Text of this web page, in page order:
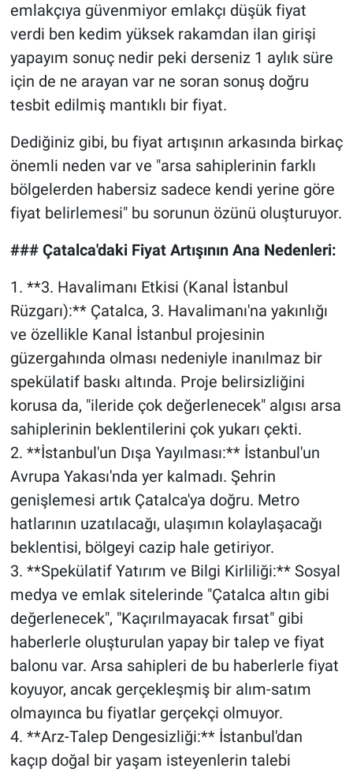
emlakçıya güvenmiyor emlakçı düşük fiyat
verdi ben kedim yüksek rakamdan ilan girişi
yapayım sonuç nedir peki derseniz 1 aylık süre
için de ne arayan var ne soran sonuş doğru
tesbit edilmiş mantıklı bir fiyat.
Dediğiniz gibi, bu fiyat artışının arkasında birkaç
önemli neden var ve "arsa sahiplerinin farklı
bölgelerden habersiz sadece kendi yerine göre
fiyat belirlemesi" bu sorunun özünü oluşturuyor.
### Çatalca'daki Fiyat Artışının Ana Nedenleri:
1. **3. Havalimanı Etkisi (Kanal İstanbul
Rüzgarı):** Çatalca, 3. Havalimanı'na yakınlığı
ve özellikle Kanal İstanbul projesinin
güzergahında olması nedeniyle inanılmaz bir
spekülatif baskı altında. Proje belirsizliğini
korusa da, "ileride çok değerlenecek" algısı arsa
sahiplerinin beklentilerini çok yukarı çekti.
2. **İstanbul'un Dışa Yayılması:** İstanbul'un
Avrupa Yakası'nda yer kalmadı. Şehrin
genişlemesi artık Çatalca'ya doğru. Metro
hatlarının uzatılacağı, ulaşımın kolaylaşacağı
beklentisi, bölgeyi cazip hale getiriyor.
3. **Spekülatif Yatırım ve Bilgi Kirliliği:** Sosyal
medya ve emlak sitelerinde "Çatalca altın gibi
değerlenecek", "Kaçırılmayacak fırsat" gibi
haberlerle oluşturulan yapay bir talep ve fiyat
balonu var. Arsa sahipleri de bu haberlerle fiyat
koyuyor, ancak gerçekleşmiş bir alım-satım
olmayınca bu fiyatlar gerçekçi olmuyor.
4. **Arz-Talep Dengesizliği:** İstanbul'dan
kaçıp doğal bir yaşam isteyenlerin talebi